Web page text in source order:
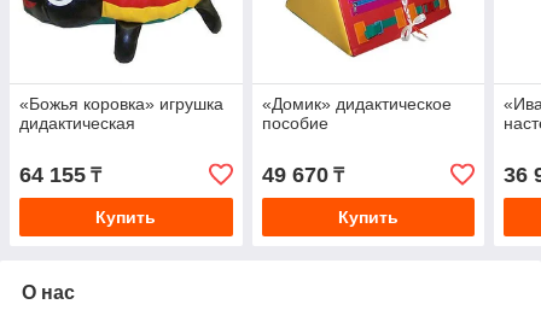
«Божья коровка» игрушка
дидактическая
64 155 ₸
Купить
«Домик» дидактическое
пособие
49 670₸
Купить
36
О нас